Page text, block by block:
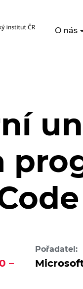
O nás
–
Pořadatel: